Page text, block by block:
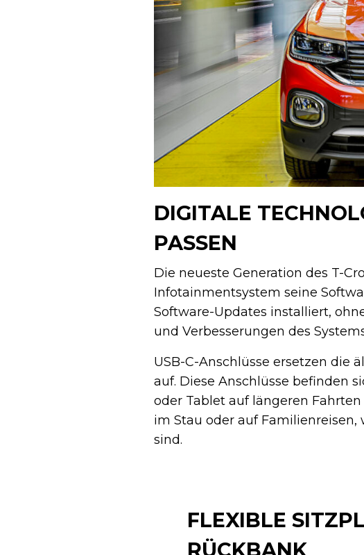
DIGITALE
PASSEN
Die neueste Generation des T-
Infotainmentsystem seine
Software-Updates installiert,
und Verbesserungen des
USB-C-Anschlüsse ersetzen die
auf. Diese Anschlüsse befinden
oder Tablet auf längeren
im Stau oder auf
sind.
FLEXIBLE
RÜCKBANK